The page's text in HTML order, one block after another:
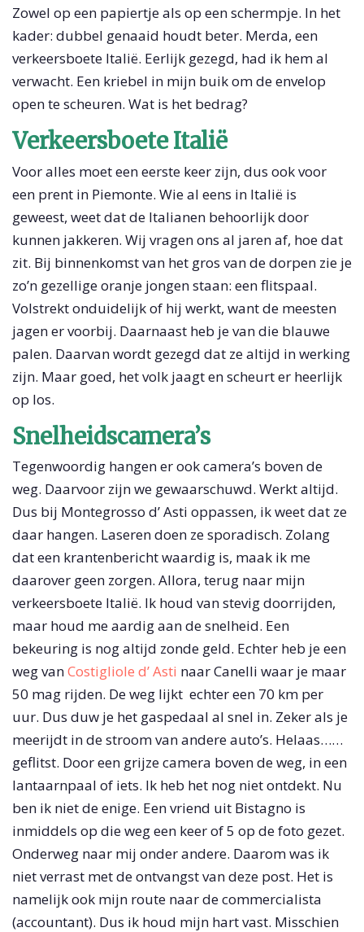
Zowel op een papiertje als op een schermpje. In het
kader: dubbel genaaid houdt beter. Merda, een
verkeersboete Italië. Eerlijk gezegd, had ik hem al
verwacht. Een kriebel in mijn buik om de envelop
open te scheuren. Wat is het bedrag?
Verkeersboete Italië
Voor alles moet een eerste keer zijn, dus ook voor
een prent in Piemonte. Wie al eens in Italië is
geweest, weet dat de Italianen behoorlijk door
kunnen jakkeren. Wij vragen ons al jaren af, hoe dat
zit. Bij binnenkomst van het gros van de dorpen zie je
zo’n gezellige oranje jongen staan: een flitspaal.
Volstrekt onduidelijk of hij werkt, want de meesten
jagen er voorbij. Daarnaast heb je van die blauwe
palen. Daarvan wordt gezegd dat ze altijd in werking
zijn. Maar goed, het volk jaagt en scheurt er heerlijk
op los.
Snelheidscamera’s
Tegenwoordig hangen er ook camera’s boven de
weg. Daarvoor zijn we gewaarschuwd. Werkt altijd.
Dus bij Montegrosso d’ Asti oppassen, ik weet dat ze
daar hangen. Laseren doen ze sporadisch. Zolang
dat een krantenbericht waardig is, maak ik me
daarover geen zorgen. Allora, terug naar mijn
verkeersboete Italië. Ik houd van stevig doorrijden,
maar houd me aardig aan de snelheid. Een
bekeuring is nog altijd zonde geld. Echter heb je een
weg vanCostigliole d’ Asti naar Canelli waar je maar
50 mag rijden. De weg lijkt echter een 70 km per
uur. Dus duw je het gaspedaal al snel in. Zeker als je
meerijdt in de stroom van andere auto’s. Helaas……
geflitst. Door een grijze camera boven de weg, in een
lantaarnpaal of iets. Ik heb het nog niet ontdekt. Nu
ben ik niet de enige. Een vriend uit Bistagno is
inmiddels op die weg een keer of 5 op de foto gezet.
Onderweg naar mij onder andere. Daarom was ik
niet verrast met de ontvangst van deze post. Het is
namelijk ook mijn route naar de commercialista
(accountant). Dus ik houd mijn hart vast. Misschien